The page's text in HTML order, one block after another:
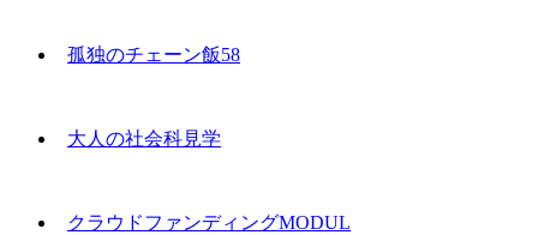
孤独のチェーン飯58
大人の社会科見学
クラウドファンディングMODUL